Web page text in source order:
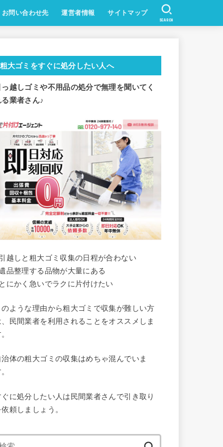
お問い合わせ先 運営者情報 サイトマップ
SEARCH
粗大ゴミをすぐに処分したい人へ
っ越しゴミや不用品の処分で無理を聞いてく
る業者さん♪
越しと粗大ゴミ収集の日程が合わない
品整理する品物が大量にある
にかく急いでラクに片付けたい
のような理由から粗大ゴミで収集が難しい方
、民間業者を利用されることをオススメしま
治体の粗大ゴミの収集はめちゃ混んでいま
ぐに処分したい人は民間業者さんで引き取り
頼しましょう。